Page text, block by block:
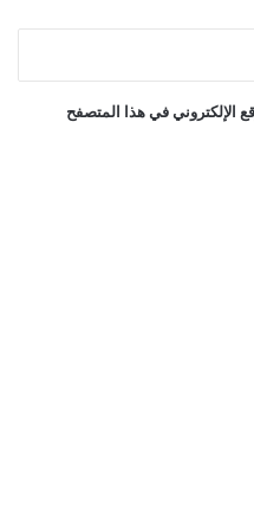
الإلكتروني في هذا المتصفح